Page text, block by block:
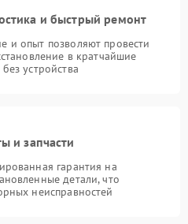
и быстрый ремонт
и опыт позволяют провести
в кратчайшие
устройства
и запчасти
гарантия на
детали, что
неисправностей